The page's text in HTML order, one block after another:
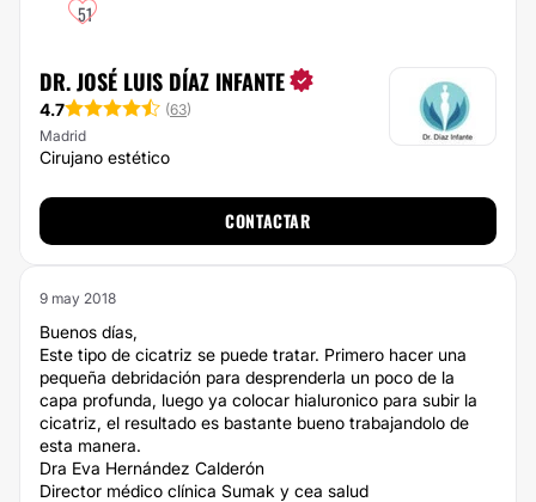
51
DR. JOSÉ LUIS DÍAZ INFANTE
4.7 (63)
Madrid
Cirujano estético
CONTACTAR
9 may 2018
Buenos días,
Este tipo de cicatriz se puede tratar. Primero hacer una
pequeña debridación para desprenderla un poco de la
capa profunda, luego ya colocar hialuronico para subir la
cicatriz, el resultado es bastante bueno trabajandolo de
esta manera.
Dra Eva Hernández Calderón
Director médico clínica Sumak y cea salud